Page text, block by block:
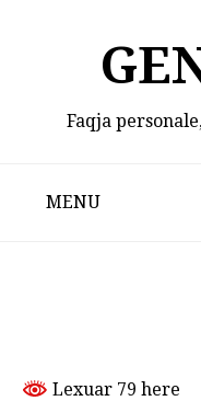
Faqja
MENU
Lexuar 79 here